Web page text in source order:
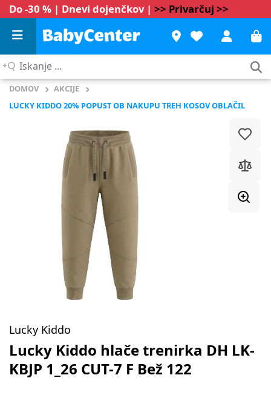
Do -30 % | Dnevi dojenčkov | >> Privarčuj >>
Iskanje
DOMOV
AKCIJE
LUCKY KIDDO 20% POPUST OB NAKUPU TREH KOSOV OBLAČIL
Lucky Kiddo
Lucky Kiddo hlače trenirka DH LK-
KBJP 1_26 CUT-7 F Bež 122